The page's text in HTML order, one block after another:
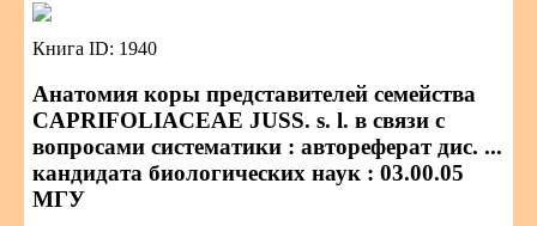
Книга ID: 1940
Анатомия коры представителей семейства
CAPRIFOLIACEAE JUSS. s. l. в связи с
вопросами систематики : автореферат дис. ...
кандидата биологических наук : 03.00.05
МГУ